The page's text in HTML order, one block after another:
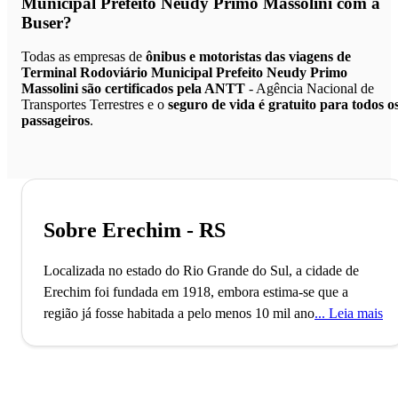
Buser?
Todas as empresas de ônibus e motoristas das viagens de
Terminal Rodoviário Municipal Prefeito Neudy Primo
Massolini são certificados pela ANTT - Agência Nacional de
Transportes Terrestres e o seguro de vida é gratuito para todos
passageiros.
Sobre Erechim - RS
Localizada no estado do Rio Grande do Sul, a cidade de
Erechim foi fundada em 1918, embora estima-se que a
região já fosse habitada a pelo menos 10 mil anos antes de
Leia mais